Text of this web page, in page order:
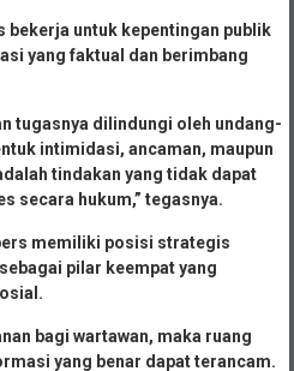
bekerja untuk kepentingan publik
yang faktual dan berimbang
tugasnya dilindungi oleh undang-
intimidasi, ancaman, maupun
tindakan yang tidak dapat
secara hukum,” tegasnya.
memiliki posisi strategis
pilar keempat yang
bagi wartawan, maka ruang
yang benar dapat terancam.